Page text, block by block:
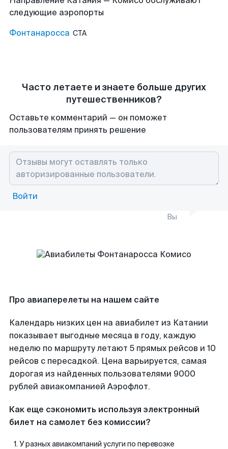
следующие аэропорты
Фонтанаросса CTA
Часто летаете и знаете больше других
путешественников?
Оставьте комментарий — он поможет
пользователям принять решение
Войти
Вы
Про авиаперелеты на нашем сайте
Календарь низких цен на авиабилет из Катании
показывает выгодные месяца в году, каждую
неделю по маршруту летают 5 прямых рейсов и 10
рейсов с пересадкой. Цена варьируется, самая
дорогая из найденных пользователями 9000
рублей авиакомпанией Аэрофлот.
Как еще сэкономить используя электронный
билет на самолет без комиссии?
У разных авиакомпаний услуги по перевозке